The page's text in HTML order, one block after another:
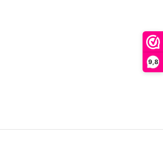
9,8